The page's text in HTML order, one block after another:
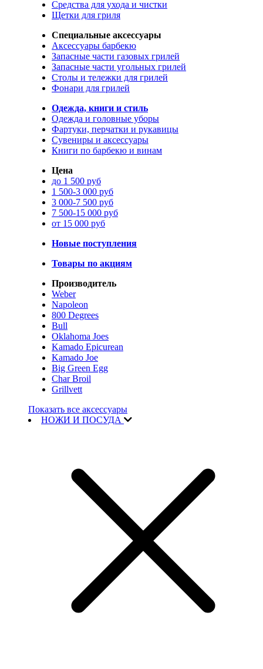
Средства для ухода и чистки
Щетки для гриля
Специальные аксессуары
Аксессуары барбекю
Запасные части газовых грилей
Запасные части угольных грилей
Столы и тележки для грилей
Фонари для грилей
Одежда, книги и стиль
Одежда и головные уборы
Фартуки, перчатки и рукавицы
Сувениры и аксессуары
Книги по барбекю и винам
Цена
до 1 500 руб
1 500-3 000 руб
3 000-7 500 руб
7 500-15 000 руб
от 15 000 руб
Новые поступления
Товары по акциям
Производитель
Weber
Napoleon
800 Degrees
Bull
Oklahoma Joes
Kamado Epicurean
Kamado Joe
Big Green Egg
Char Broil
Grillvett
Показать все аксессуары
НОЖИ И ПОСУДА